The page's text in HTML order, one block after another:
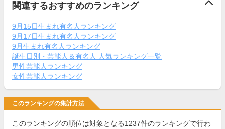
関連するおすすめのランキング
9月15日生まれ有名人ランキング
9月17日生まれ有名人ランキング
9月生まれ有名人ランキング
誕生日別・芸能人＆有名人 人気ランキング一覧
男性芸能人ランキング
女性芸能人ランキング
このランキングの集計方法
このランキングの順位は対象となる1237件のランキングで行わ